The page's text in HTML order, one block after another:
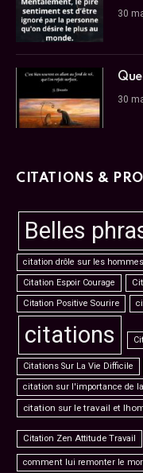
30
30
CITATIONS &
Belles
citation drôle sur les hommes
Citation Espoir Courage
Citation Positive Sourire
citations
Citations Sur La Vie Difficile
citation sur l'importance de
citation sur le travail et
Citation Zen Attitude Travail
comment lui remonter le